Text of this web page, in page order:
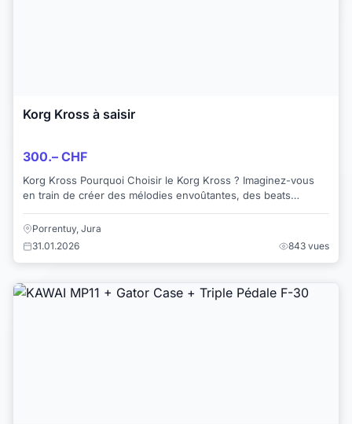
Korg Kross à saisir
300.– CHF
Korg Kross Pourquoi Choisir le Korg Kross ? Imaginez-vous
en train de créer des mélodies envoûtantes, des beats
accrocheurs et des harmonies cap...
Porrentuy, Jura
31.01.2026
843 vues